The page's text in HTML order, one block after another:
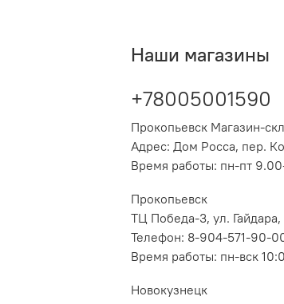
Наши магазины
+78005001590
Прокопьевск Магазин-
Адрес: Дом Росса, пер.
Время работы: пн-пт
Прокопьевск
ТЦ Победа-3, ул. Гайдара,
Телефон: 8-904-571-90-
Время работы: пн-вск
Новокузнецк